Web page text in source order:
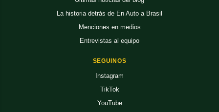
La historia detrás de En Auto a Brasil
Menciones en medios
Entrevistas al equipo
SEGUINOS
Instagram
TikTok
YouTube